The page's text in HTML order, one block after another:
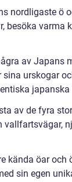
nordligaste ö
besöka
av Japans
urskogar
japanska
av de fyra
vallfartsvägar,
kända öar
sin egen